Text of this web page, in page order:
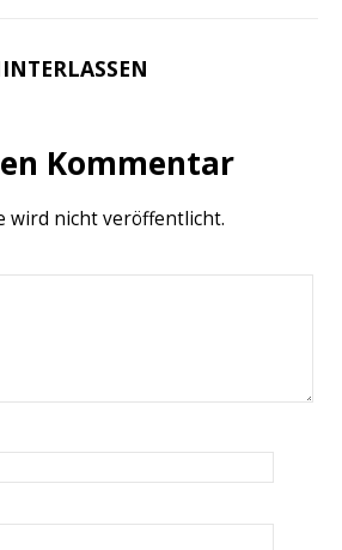
Kommentar
wird nicht veröffentlicht.